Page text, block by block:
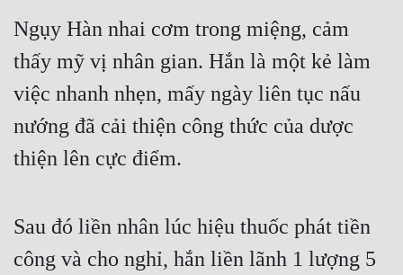
Làm Giàu
Lịch Sử
Mưu Mô
Mỹ Thực
Ngôn Tình
Ngụy Hàn nhai cơm trong miệng, cảm
thấy mỹ vị nhân gian. Hắn là một kẻ làm
việc nhanh nhẹn, mấy ngày liên tục nấu
nướng đã cải thiện công thức của dược
thiện lên cực điểm.
Sau đó liền nhân lúc hiệu thuốc phát tiền
công và cho nghỉ, hắn liền lãnh 1 lượng 5